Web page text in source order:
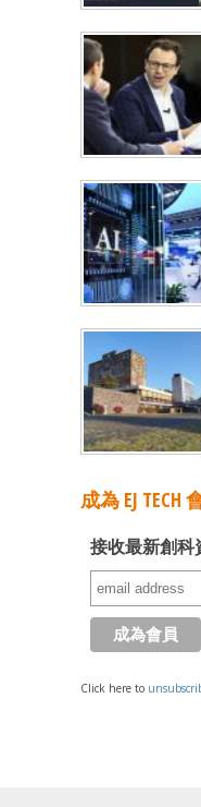
成為 EJ TECH
接收最新創科
Click here to